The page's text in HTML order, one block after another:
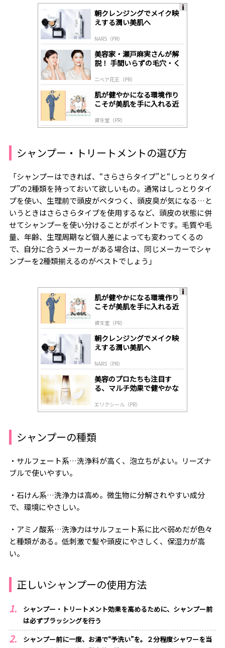
朝クレンジングでメイク映
えする潤い美肌へ
NARS（PR）
美容家・瀬戸麻実さんが解
説！ 手間いらずの毛穴・く
ニベア花王（PR）
肌が健やかになる環境作り
こそが美肌を手に入れる近
資生堂（PR）
シャンプー・トリートメントの選び方
「シャンプーはできれば、“さらさらタイプ”と“しっとりタイ
プ”の2種類を持っておいて欲しいもの。通常はしっとりタイ
プを使い、生理前で頭皮がベタつく、頭皮臭が気になる…と
いうときはさらさらタイプを使用するなど、頭皮の状態に併
せてシャンプーを使い分けることがポイントです。毛質や毛
量、年齢、生理周期など個人差によっても変わってくるの
で、自分に合うメーカーがある場合は、同じメーカーでシャ
ンプーを2種類揃えるのがベストでしょう」
肌が健やかになる環境作り
こそが美肌を手に入れる近
資生堂（PR）
朝クレンジングでメイク映
えする潤い美肌へ
NARS（PR）
美容のプロたちも注目す
る、マルチ効果で健やかな
エリクシール（PR）
シャンプーの種類
・サルフェート系…洗浄料が高く、泡立ちがよい。リーズナ
ブルで使いやすい。
・石けん系…洗浄力は高め。微生物に分解されやすい成分
で、環境にやさしい。
・アミノ酸系…洗浄力はサルフェート系に比べ弱めだが色々
と種類がある。低刺激で髪や頭皮にやさしく、保湿力が高
い。
正しいシャンプーの使用方法
シャンプー・トリートメント効果を高めるために、シャンプー前
は必ずブラッシングを行う
シャンプー前に一度、お湯で“予洗い”を。２分程度シャワーを当